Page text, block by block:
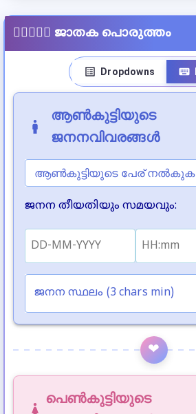
👩🏻‍❤️‍👨🏻 ജാതക പൊരുത്തം
Dropdowns
ആൺകുട്ടിയുടെ
ജനനവിവരങ്ങൾ
ആൺകുട്ടിയുടെ പേര് നൽകുക
ജനന തീയതിയും സമയവും:
ജനന സ്ഥലം (3 chars min)
❤
പെൺകുട്ടിയുടെ